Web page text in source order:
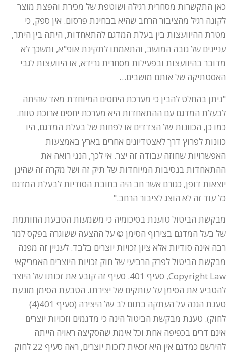
כאן התקשרות מסחרית רגילה ושוטפת של מכירת והפצת מוצר
לקונה רגיל מהציבור הרחב שהיא בבחינת פרסום. אין ספק, כי
מטרת ההיוועצות בין בעלת המדגם להתאחדות, היתה בין היתר,
עניינים של גובה המושב, והתאמתו לתקינת אופ"א, ומשכך לא
מדובר בהיוועצות ובפעילות מסחרית גרידא, או היוועצות לגבי
האסטתיקה של אותם מושבים…
"ניתן בהחלט להבין כי מערכת היחסים המיוחדת מאד שהיתה
לבעלת המדגם עם ההתאחדות היא מערכת יחסים ארוכת טווח.
כמו כן, הכוונות של הצדדים או לפחות של בעלת המדגם, היו
כוונות לפרוץ דרך לאצטדיונים אחרים בארץ באמצעות
האפשרויות שחוזה עבודה זה יצר. אי לכך, הנני רואה את
ההתאחדות בנסיבות המיוחדות של תיק זה ושל מקרה זה שהינן
יוצאות דופן, כגורם אשר חב היה בחובת הסודיות לבעלת המדגם
כל עוד זה לא הוצג לציבור הרחב."
מבקשת הביטול טוענת בסיכומיה כי משמעות הטבעת החותמת
של בעל המדגם בצירוף הסימן © על ההצעה ששוגרה בפקס למר
רבה אינה סודיות אלא ציון זכויות יוצרים בלבד. לעניין זה מפנה
מבקשת הביטול לפרק הרביעי של חוק זכויות היוצרים האמריקאי
Copyright Law, סעיף 401. סעיף זה קובע את זכותו של היוצר
להטביע את הסימן על עותקים של יצירתו. הטבעת הסימן מונעת
טענת הגנה על העתקה בתום לב של היצירה (סעיף 401(4)
לחוק). טענת מבקשת הביטול הינה כי מדגמים וזכויות יוצרים
אינם דרים בכפיפה אחת וכל אימת שהסקיצה ראויה הייתה
להירשם כמדגם אין היא זכאית לזכות יוצרים, ראה סעיף 22 לחוק